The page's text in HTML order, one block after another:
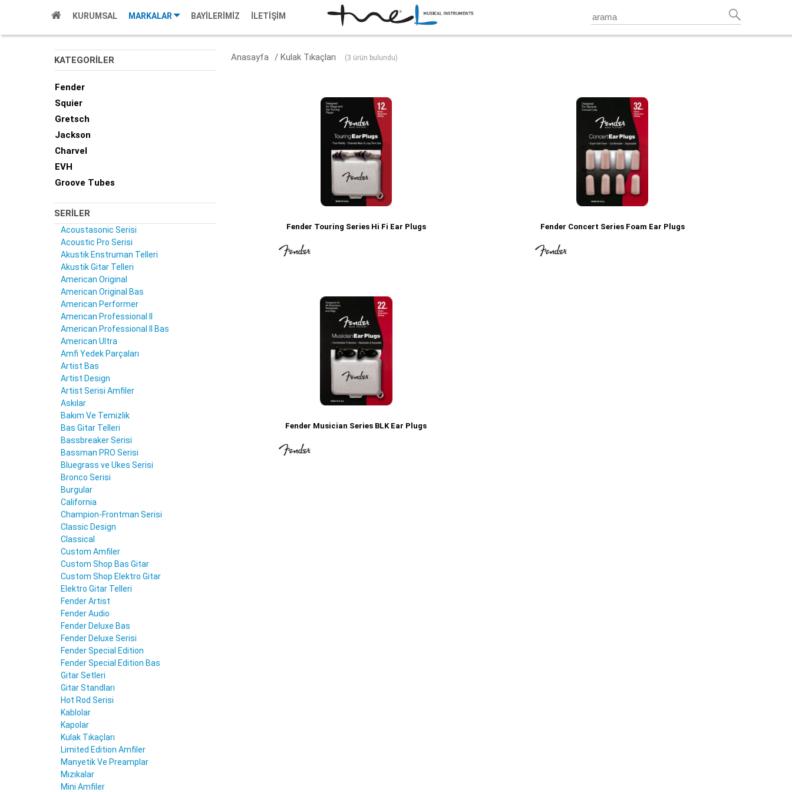
KURUMSAL MARKALAR BAYİLERİMİZ İLETİŞİM
KATEGORİLER
Fender
Squier
Gretsch
Jackson
Charvel
EVH
Groove Tubes
SERİLER
Acoustasonic Serisi
Acoustic Pro Serisi
Akustik Enstruman Telleri
Akustik Gitar Telleri
American Original
American Original Bas
American Performer
American Professional II
American Professional II Bas
American Ultra
Amfi Yedek Parçaları
Artist Bas
Artist Design
Artist Serisi Amfiler
Askılar
Bakım Ve Temizlik
Bas Gitar Telleri
Bassbreaker Serisi
Bassman PRO Serisi
Bluegrass ve Ukes Serisi
Bronco Serisi
Burgular
California
Champion-Frontman Serisi
Classic Design
Classical
Custom Amfiler
Custom Shop Bas Gitar
Custom Shop Elektro Gitar
Elektro Gitar Telleri
Fender Artist
Fender Audio
Fender Deluxe Bas
Fender Deluxe Serisi
Fender Special Edition
Fender Special Edition Bas
Gitar Setleri
Gitar Standları
Hot Rod Serisi
Kablolar
Kapolar
Kulak Tıkaçları
Limited Edition Amfiler
Manyetik Ve Preamplar
Mızıkalar
Mini Amfiler
Anasayfa / Kulak Tıkaçları (3 ürün bulundu)
Fender Touring Series Hi Fi Ear Plugs Fender Concert Series Foam Ear Plugs
Fender Musician Series BLK Ear Plugs